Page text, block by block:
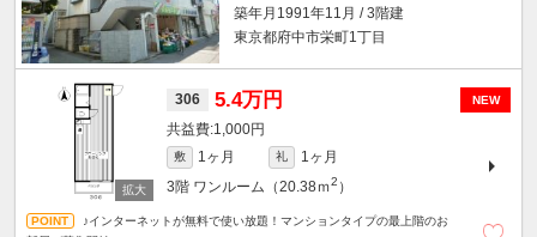
築年月1991年11月 / 3階建
東京都府中市栄町1丁目
NEW
306 5.4万円
1,000円
敷 1ヶ月 礼
1ヶ月
3階 ワンルーム（20.38ｍ2 ）
♪インターネットが無料で使い放題！マンションタイプの最上階のお